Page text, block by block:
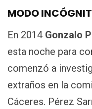
MODO
En 2014 Gonzalo
esta noche para
comenzó a
extraños en la
Cáceres. Pérez